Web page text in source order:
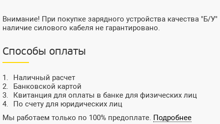
Внимание! При покупке зарядного устройства качества "Б/У"
наличие силового кабеля не гарантировано.
Способы оплаты
Наличный расчет
Банковской картой
Квитанция для оплаты в банке для физических лиц
По счету для юридических лиц
Мы работаем только по 100% предоплате. Подробнее